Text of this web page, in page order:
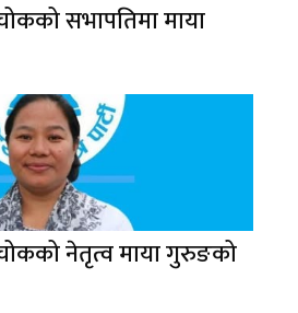
सभापतिमा माया
नेतृत्व माया गुरुङको